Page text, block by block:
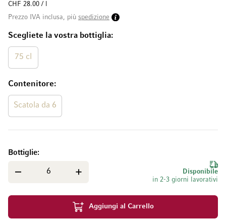
Scegliete la vostra bottiglia
75 cl
Contenitore
Scatola da 6
CHF 28.00 / l
Prezzo IVA inclusa, più spedizione
Disponibile
in 2-3 giorni lavorativi
Bottiglie
Aggiungi al Carrello